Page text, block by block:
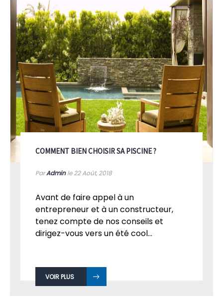
COMMENT BIEN CHOISIR SA PISCINE ?
ParAdminle 22Août, 2018
Avant de faire appel à un
entrepreneur et à un constructeur,
tenez compte de nos conseils et
dirigez-vous vers un été cool...
VOIR PLUS